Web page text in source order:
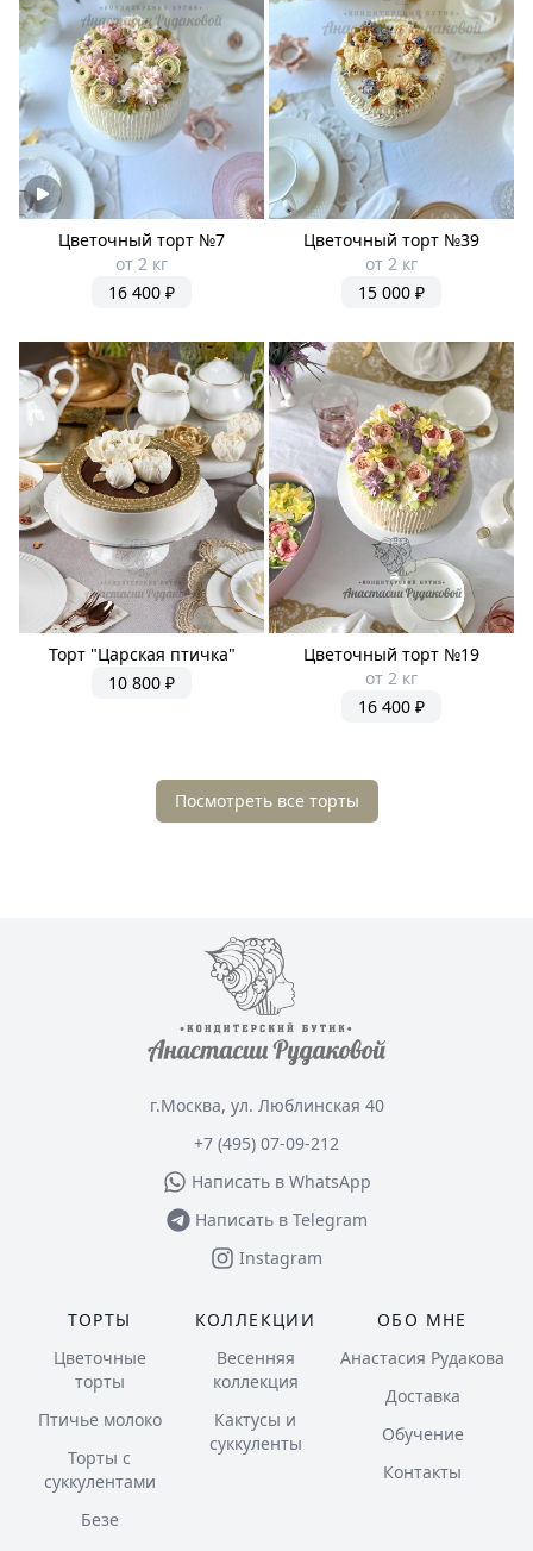
Цветочный торт №7
от 2 кг
16 400 ₽
Цветочный торт №39
от 2 кг
15 000 ₽
Торт "Царская птичка"
10 800 ₽
Цветочный торт №19
от 2 кг
16 400 ₽
Посмотреть все торты
г.Москва, ул. Люблинская 40
+7 (495) 07-09-212
Написать в WhatsApp
Написать в Telegram
Instagram
ТОРТЫ
Цветочные
торты
Птичье молоко
Торты с
суккулентами
Безе
КОЛЛЕКЦИИ
Весенняя
коллекция
Кактусы и
суккуленты
ОБО МНЕ
Анастасия Рудакова
Доставка
Обучение
Контакты